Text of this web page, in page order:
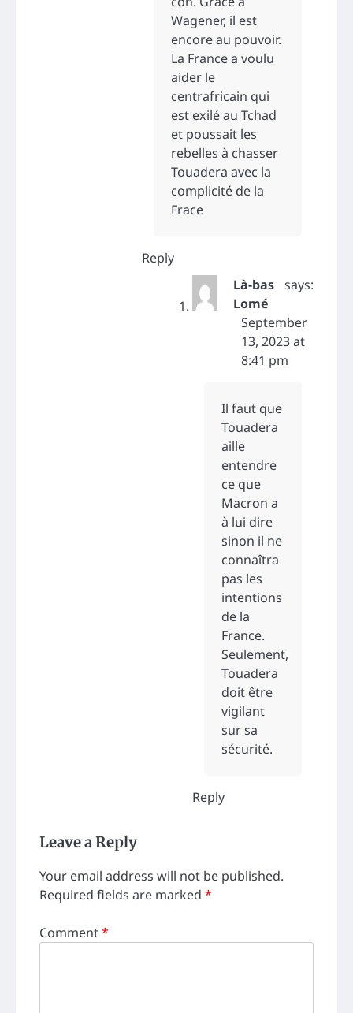
Wagener, il est
encore au pouvoir.
La France a voulu
aider le
centrafricain qui
est exilé au Tchad
et poussait les
rebelles à chasser
Touadera avec la
complicité de la
Frace
Reply
Là-bas
Lomé
says:
September
13, 2023 at
8:41 pm
Il faut que
Touadera
aille
entendre
ce que
Macron a
à lui dire
sinon il ne
connaîtra
pas les
intentions
de la
France.
Seulement,
Touadera
doit être
vigilant
sur sa
sécurité.
Reply
Leave a Reply
Your email address will not be published.
Required fields are marked *
Comment*